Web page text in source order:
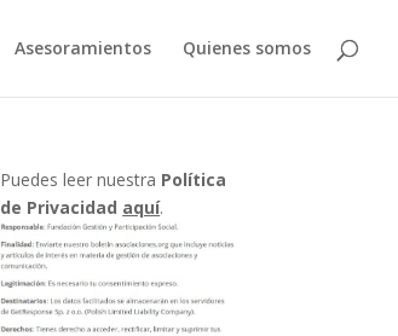
Asesoramientos Quienes somos
Puedes leer nuestra Política
de Privacidad aquí.